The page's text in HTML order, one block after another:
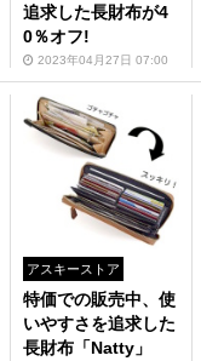
追求した長財布が4
0％オフ!
2023年04月27日 07:00
アスキーストア
特価での販売中、使
いやすさを追求した
長財布「Natty」